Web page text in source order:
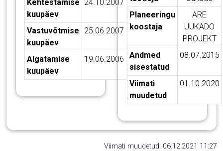
Kehtestamise
kuupäev
24.10.2007
Vastuvõtmise
kuupäev
25.06.2007
Algatamise
kuupäev
19.06.2006
Planeeringu
koostaja
ARE
UUKADO
PROJEKT
Andmed
sisestatud
08.07.2015
Viimati
muudetud
01.10.2020
Viimati muudetud: 06.12.2021 11:27